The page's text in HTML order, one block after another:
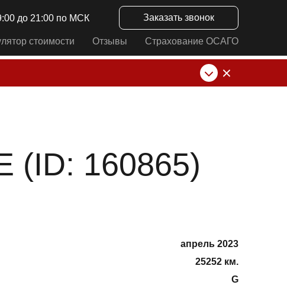
до 21:00 по МСК Заказать звонок
стоимости Отзывы Страхование ОСАГО
(ID: 160865)
апрель 2023
25252 км.
G